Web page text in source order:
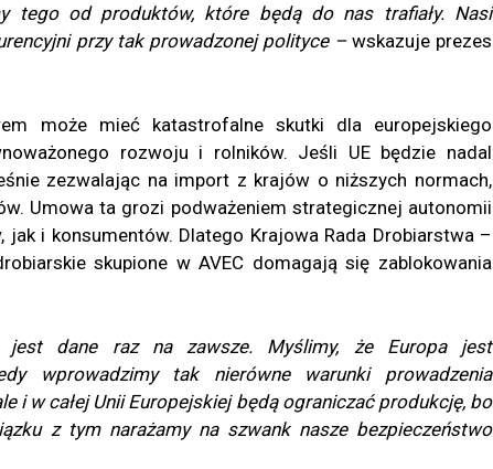
tego od produktów, które będą do nas trafiały. Nasi
przy tak prowadzonej polityce –wskazuje prezes
może mieć katastrofalne skutki dla europejskiego
rozwoju i rolników. Jeśli UE będzie nadal
zezwalając na import z krajów o niższych normach,
Umowa ta grozi podważeniem strategicznej autonomii
jak i konsumentów. Dlatego Krajowa Rada Drobiarstwa –
skupione w AVEC domagają się zablokowania
jest dane raz na zawsze. Myślimy, że Europa jest
wprowadzimy tak nierówne warunki prowadzenia
i w całej Unii Europejskiej będą ograniczać produkcję, bo
z tym narażamy na szwank nasze bezpieczeństwo